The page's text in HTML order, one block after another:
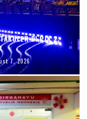
DI PIK 2,
7, 2026